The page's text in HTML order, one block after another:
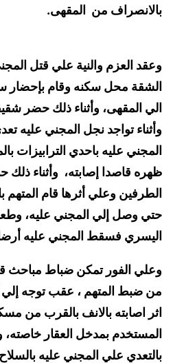
بالانصراف من المقهى.
وعقد العزم والنية علي قتل
الشقة محل سكنه وقام بإحضار
الي المقهى، وأثناء ذلك حضر
وأثناء تواجد نجل المجني عليه
المجني عليه باحدي الترابيزات
ظهره قاصدا إصابته، وأثناء
الطرفين وعلي أثرها قام المتهم
حتي وصل إلي المجني عليه،
اليسري فسقط المجني عليه أرضا ،
وعلي الفور تمكن ضباط
من ضبط المتهم ، عقب توجه
اثر اصابته بالانف بالقرب من
المستخدم بمدخل العقار خاصته،
بالتعدي علي المجني عليه